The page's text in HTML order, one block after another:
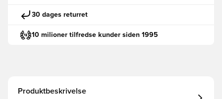
30 dages returret
10 milioner tilfredse kunder siden 1995
Produktbeskrivelse